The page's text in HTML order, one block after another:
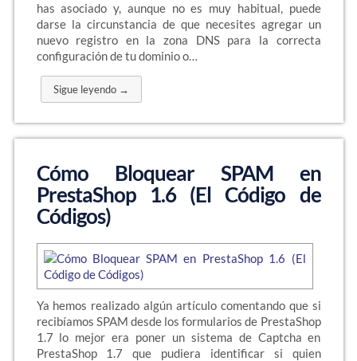
has asociado y, aunque no es muy habitual, puede
darse la circunstancia de que necesites agregar un
nuevo registro en la zona DNS para la correcta
configuración de tu dominio o…
Sigue leyendo →
Cómo Bloquear SPAM en
PrestaShop 1.6 (El Código de
Códigos)
Ya hemos realizado algún artículo comentando que si
recibíamos SPAM desde los formularios de PrestaShop
1.7 lo mejor era poner un sistema de Captcha en
PrestaShop 1.7 que pudiera identificar si quien